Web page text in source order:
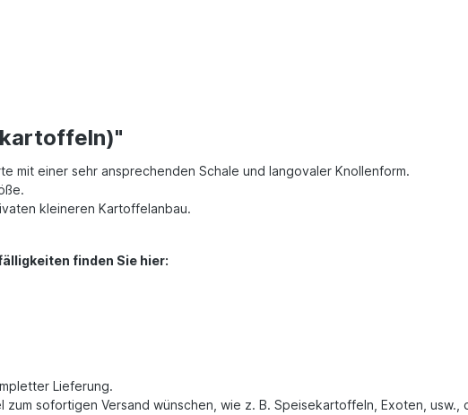
mit einer sehr ansprechenden Schale und langovaler Knollenform.
kleineren Kartoffelanbau.
finden Sie hier:
Lieferung.
sofortigen Versand wünschen, wie z. B. Speisekartoffeln, Exoten,